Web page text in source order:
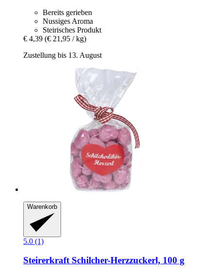
Bereits gerieben
Nussiges Aroma
Steirisches Produkt
€ 4,39 (€ 21,95 / kg)
Zustellung bis 13. August
Warenkorb
5.0 (1)
Steirerkraft Schilcher-​Herzzuckerl, 100 g